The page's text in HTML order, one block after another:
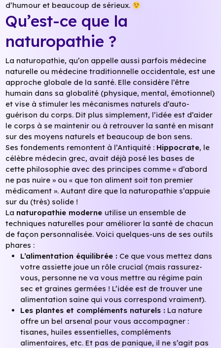
d’humour et beaucoup de sérieux.
Qu’est-ce que la
naturopathie ?
La naturopathie, qu’on appelle aussi parfois médecine
naturelle ou médecine traditionnelle occidentale, est une
approche globale de la santé. Elle considère l’être
humain dans sa globalité (physique, mental, émotionnel)
et vise à stimuler les mécanismes naturels d’auto-
guérison du corps. Dit plus simplement, l’idée est d’aider
le corps à se maintenir ou à retrouver la santé en misant
sur des moyens naturels et beaucoup de bon sens.
Ses fondements remontent à l’Antiquité : Hippocrate, le
célèbre médecin grec, avait déjà posé les bases de
cette philosophie avec des principes comme « d’abord
ne pas nuire » ou « que ton aliment soit ton premier
médicament ». Autant dire que la naturopathie s’appuie
sur du (très) solide !
La naturopathie moderne utilise un ensemble de
techniques naturelles pour améliorer la santé de chacun
de façon personnalisée. Voici quelques-uns de ses outils
phares :
L’alimentation équilibrée : Ce que vous mettez dans
votre assiette joue un rôle crucial (mais rassurez-
vous, personne ne va vous mettre au régime pain
sec et graines germées ! L’idée est de trouver une
alimentation saine qui vous correspond vraiment).
Les plantes et compléments naturels : La nature
offre un bel arsenal pour vous accompagner :
tisanes, huiles essentielles, compléments
alimentaires, etc. Et pas de panique, il ne s’agit pas